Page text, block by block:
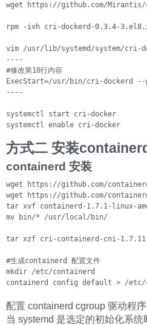
wget https://github.com/Mirantis/
rpm -ivh cri-dockerd-0.3.4-
vim /usr/lib/systemd/system/cri-
----
#修改第10行内容
ExecStart=/usr/bin/cri-dockerd
----
systemctl start cri-docker
systemctl enable cri-docker
方式二 安装
containerd 安装
wget https://github.com/
wget https://github.com/
tar xvf containerd-1.7.1-linux-
mv bin/* /usr/local/bin/
tar xzf cri-containerd-cni-
#生成containerd 配置文件
mkdir /etc/containerd
配置 containerd cgroup 驱动程
当 systemd 是选定的初始化系